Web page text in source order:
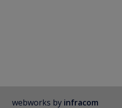
webworks by infracom